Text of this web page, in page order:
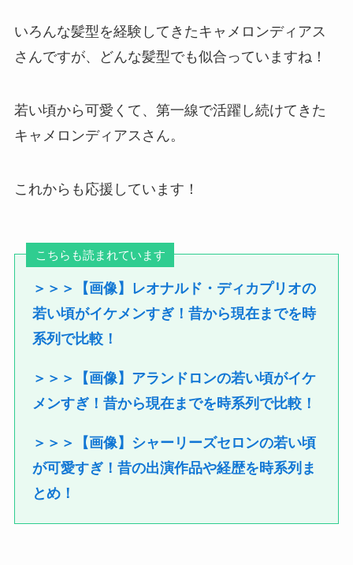
いろんな髪型を経験してきたキャメロンディアス
さんですが、どんな髪型でも似合っていますね！
若い頃から可愛くて、第一線で活躍し続けてきた
キャメロンディアスさん。
これからも応援しています！
こちらも読まれています
＞＞＞【画像】レオナルド・ディカプリオの
若い頃がイケメンすぎ！昔から現在までを時
系列で比較！
＞＞＞【画像】アランドロンの若い頃がイケ
メンすぎ！昔から現在までを時系列で比較！
＞＞＞【画像】シャーリーズセロンの若い頃
が可愛すぎ！昔の出演作品や経歴を時系列ま
とめ！